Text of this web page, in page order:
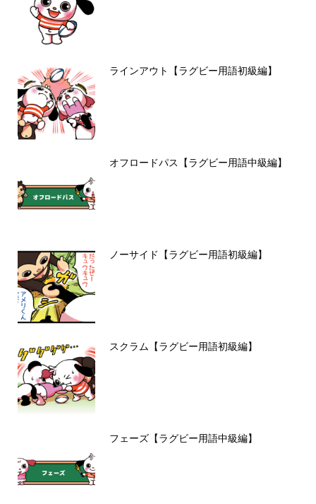
ラインアウト【ラグビー用語初級編】
オフロードパス【ラグビー用語中級編】
ノーサイド【ラグビー用語初級編】
スクラム【ラグビー用語初級編】
フェーズ【ラグビー用語中級編】